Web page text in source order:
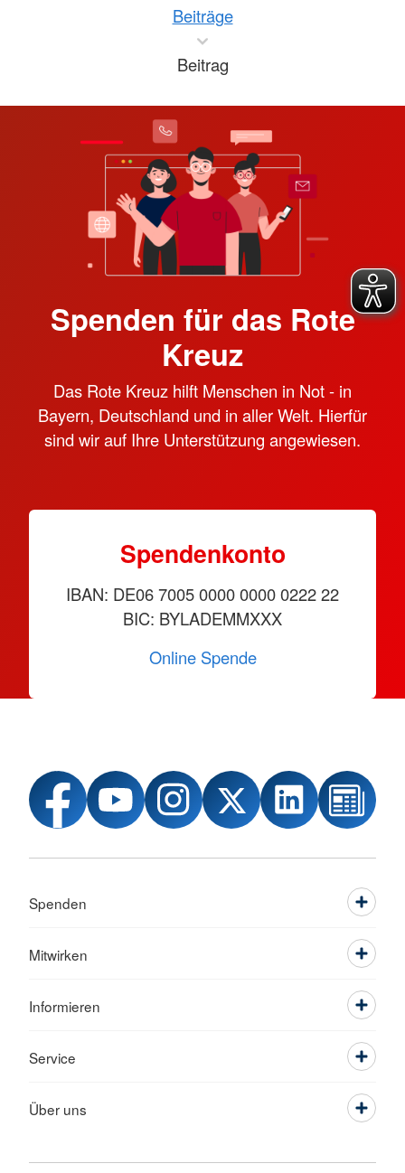
Beiträge
Beitrag
Spenden für das Rote
Kreuz
Das Rote Kreuz hilft Menschen in Not - in
Bayern, Deutschland und in aller Welt. Hierfür
sind wir auf Ihre Unterstützung angewiesen.
Spendenkonto
IBAN: DE06 7005 0000 0000 0222 22
BIC: BYLADEMMXXX
Online Spende
Spenden
Mitwirken
Informieren
Service
Über uns